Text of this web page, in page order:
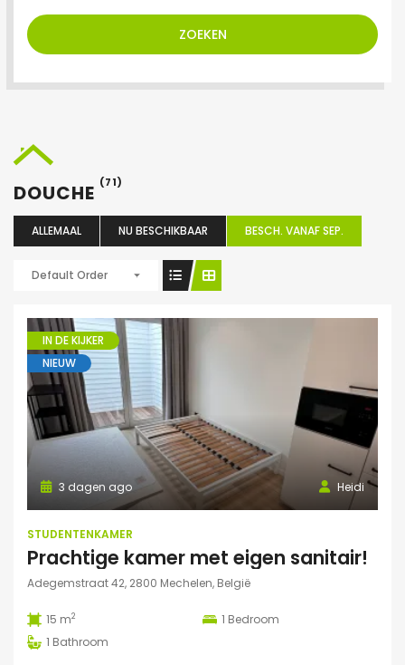
ZOEKEN
DOUCHE (71)
ALLEMAAL NU BESCHIKBAAR BESCH. VANAF SEP.
Default Order
IN DE KIJKER
NIEUW
Heidi
3 dagen ago
STUDENTENKAMER
Prachtige kamer met eigen sanitair!
Adegemstraat 42, 2800 Mechelen, België
15 m2 1 Bedroom
1 Bathroom